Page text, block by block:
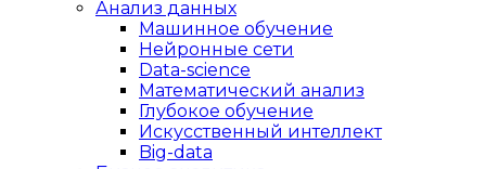
Анализ данных
Машинное обучение
Нейронные сети
Data-science
Математический анализ
Глубокое обучение
Искусственный интеллект
Big-data